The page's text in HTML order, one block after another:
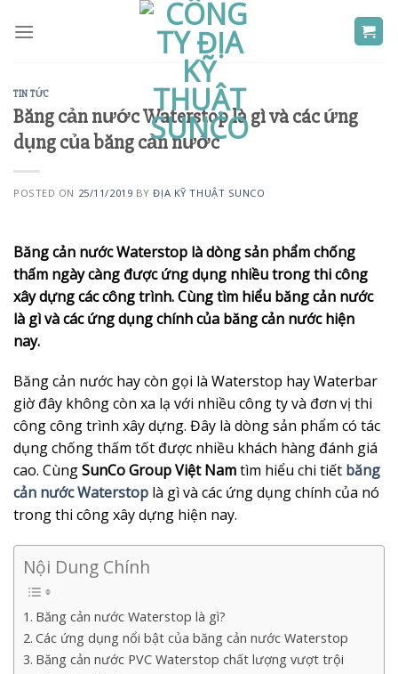
TIN TỨC
Băng cản nước Waterstop là gì và các ứng
dụng của băng cản nước
POSTED ON 25/11/2019 BYĐỊA KỸ THUẬT SUNCO
Băng cản nước Waterstop là dòng sản phẩm chống
thấm ngày càng được ứng dụng nhiều trong thi công
xây dựng các công trình. Cùng tìm hiểu băng cản nước
là gì và các ứng dụng chính của băng cản nước hiện
nay.
Băng cản nước hay còn gọi là Waterstop hay Waterbar
giờ đây không còn xa lạ với nhiều công ty và đơn vị thi
công công trình xây dựng. Đây là dòng sản phẩm có tác
dụng chống thấm tốt được nhiều khách hàng đánh giá
cao. CùngSunCo Group Việt Namtìm hiểu chi tiết băng
cản nước Waterstop là gì và các ứng dụng chính của nó
trong thi công xây dựng hiện nay.
Nội Dung Chính
Băng cản nước Waterstop là gì?
Các ứng dụng nổi bật của băng cản nước Waterstop
Băng cản nước PVC Waterstop chất lượng vượt trội